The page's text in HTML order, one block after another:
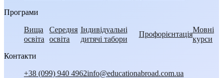
Програми
Вища
освіта
Середня
освіта
Індивідуальні
дитячі табори
Профорієнтація
Мовні
курси
Контакти
+38 (099) 940 4962info@educationabroad.com.ua